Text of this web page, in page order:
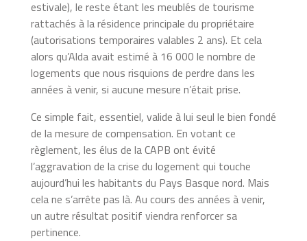
estivale), le reste étant les meublés de tourisme
rattachés à la résidence principale du propriétaire
(autorisations temporaires valables 2 ans). Et cela
alors qu’Alda avait estimé à 16 000 le nombre de
logements que nous risquions de perdre dans les
années à venir, si aucune mesure n’était prise.
Ce simple fait, essentiel, valide à lui seul le bien fondé
de la mesure de compensation. En votant ce
règlement, les élus de la CAPB ont évité
l’aggravation de la crise du logement qui touche
aujourd’hui les habitants du Pays Basque nord. Mais
cela ne s’arrête pas là. Au cours des années à venir,
un autre résultat positif viendra renforcer sa
pertinence.